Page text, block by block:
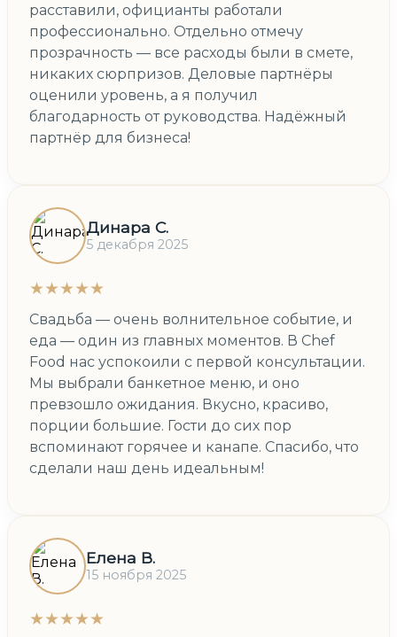
расставили, официанты работали
профессионально. Отдельно отмечу
прозрачность — все расходы были в смете,
никаких сюрпризов. Деловые партнёры
оценили уровень, а я получил
благодарность от руководства. Надёжный
партнёр для бизнеса!
Динара С.
5 декабря 2025
★★★★★
Свадьба — очень волнительное событие, и
еда — один из главных моментов. В Chef
Food нас успокоили с первой консультации.
Мы выбрали банкетное меню, и оно
превзошло ожидания. Вкусно, красиво,
порции большие. Гости до сих пор
вспоминают горячее и канапе. Спасибо, что
сделали наш день идеальным!
Елена В.
15 ноября 2025
★★★★★